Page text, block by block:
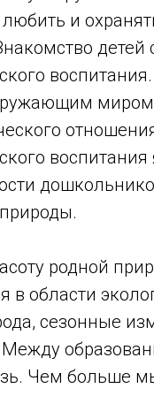
и
воспитания.
воспитания
родной
в области
сезонные
Чем больше